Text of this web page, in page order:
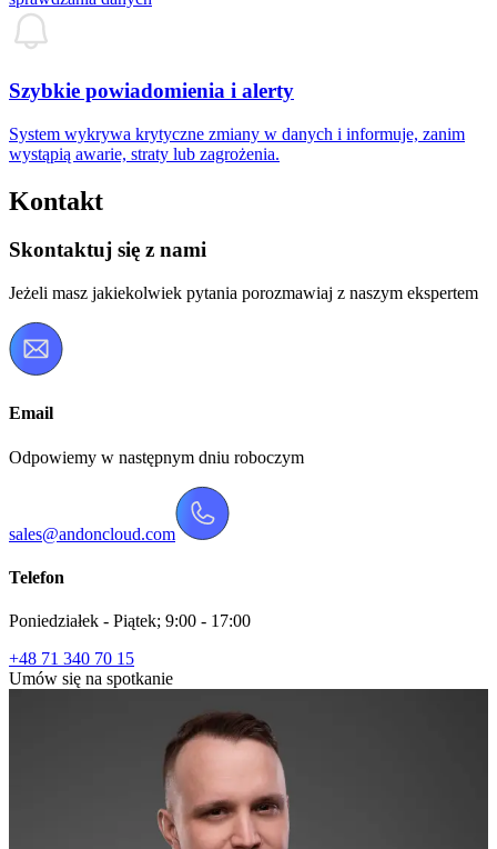
Szybkie powiadomienia i alerty
System wykrywa krytyczne zmiany w danych i informuje, zanim
wystąpią awarie, straty lub zagrożenia.
Kontakt
Skontaktuj się z nami
Jeżeli masz jakiekolwiek pytania porozmawiaj z naszym ekspertem
Email
Odpowiemy w następnym dniu roboczym
sales@andoncloud.com
Telefon
Poniedziałek - Piątek; 9:00 - 17:00
+48 71 340 70 15
Umów się na spotkanie